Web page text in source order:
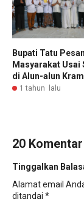
Bupati Tatu
Masyarakat Usai
di Alun-alun
1 tahun lalu
20 Komentar
Tinggalkan
Alamat email
ditandai *